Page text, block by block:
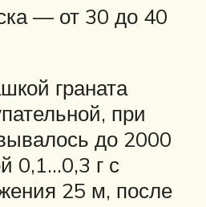
— от 30 до 40
граната
при
до 2000
0,1…0,3 г с
25 м, после